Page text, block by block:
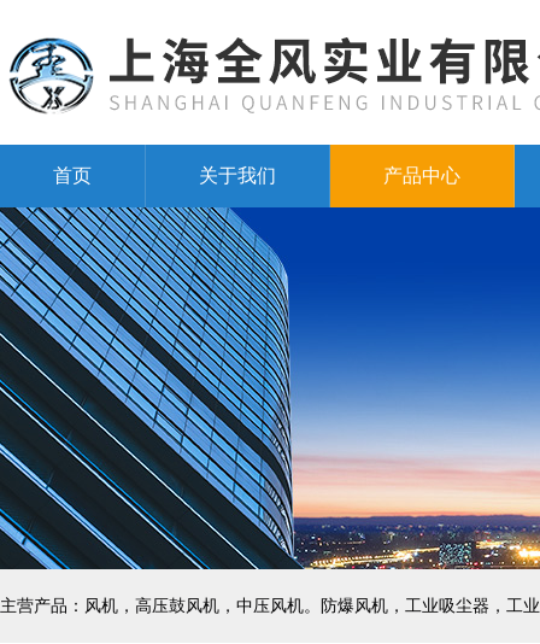
首页 关于我们 产品中心
主营产品：风机，高压鼓风机，中压风机。防爆风机，工业吸尘器，工